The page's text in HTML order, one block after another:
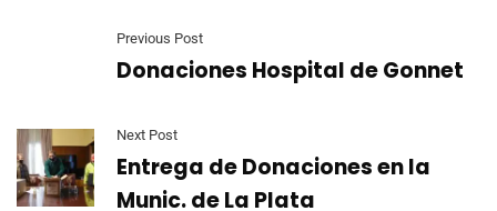
Previous Post
Donaciones Hospital de Gonnet
Next Post
Entrega de Donaciones en la
Munic. de La Plata